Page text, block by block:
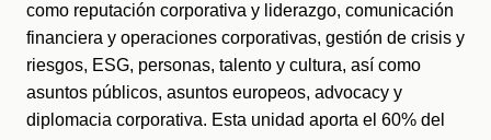
como reputación corporativa y liderazgo, comunicación
financiera y operaciones corporativas, gestión de crisis y
riesgos, ESG, personas, talento y cultura, así como
asuntos públicos, asuntos europeos, advocacy y
diplomacia corporativa. Esta unidad aporta el 60% del